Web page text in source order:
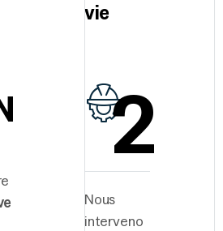
vie
2
Nous
interveno